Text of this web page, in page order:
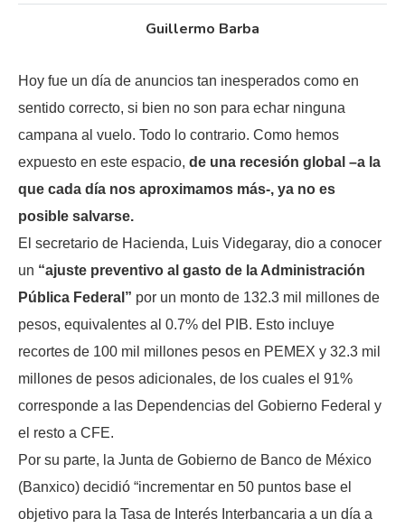
Guillermo Barba
Hoy fue un día de anuncios tan inesperados como en
sentido correcto, si bien no son para echar ninguna
campana al vuelo. Todo lo contrario. Como hemos
expuesto en este espacio, de una recesión global –a la
que cada día nos aproximamos más-, ya no es
posible salvarse.
El secretario de Hacienda, Luis Videgaray, dio a conocer
un “ajuste preventivo al gasto de la Administración
Pública Federal” por un monto de 132.3 mil millones de
pesos, equivalentes al 0.7% del PIB. Esto incluye
recortes de 100 mil millones pesos en PEMEX y 32.3 mil
millones de pesos adicionales, de los cuales el 91%
corresponde a las Dependencias del Gobierno Federal y
el resto a CFE.
Por su parte, la Junta de Gobierno de Banco de México
(Banxico) decidió “incrementar en 50 puntos base el
objetivo para la Tasa de Interés Interbancaria a un día a